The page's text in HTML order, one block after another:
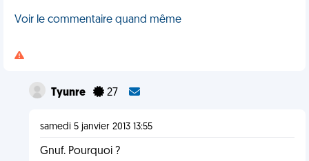
Voir le commentaire quand même
Tyunre 27
samedi 5 janvier 2013 13:55
Gnuf. Pourquoi ?